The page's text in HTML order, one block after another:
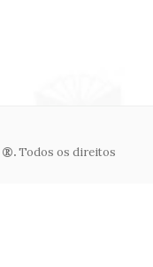
®.Todos os direitos